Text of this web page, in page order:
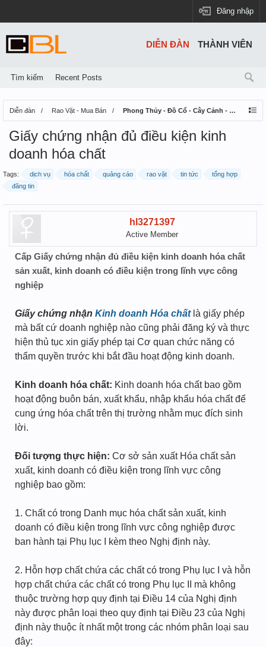
Đăng nhập
Diễn đàn Rao Vặt - Mua Bán Phong Thủy - Đồ Cổ - Cây Cảnh - Thú Nuôi
Giấy chứng nhận đủ điều kiện kinh
doanh hóa chất
Tags: dịch vụ hóa chất quảng cáo rao vặt tin tức
tổng hợp
đăng tin
hl3271397
Active Member
Cấp Giấy chứng nhận đủ điều kiện kinh doanh hóa chất
sản xuất, kinh doanh có điều kiện trong lĩnh vực công
nghiệp
Giấy chứng nhận Kinh doanh Hóa chất là giấy phép
mà bất cứ doanh nghiệp nào cũng phải đăng ký và thực
hiện thủ tục xin giấy phép tại Cơ quan chức năng có
thẩm quyền trước khi bắt đầu hoạt động kinh doanh.
Kinh doanh hóa chất: Kinh doanh hóa chất bao gồm
hoạt động buôn bán, xuất khẩu, nhập khẩu hóa chất để
cung ứng hóa chất trên thị trường nhằm mục đích sinh
lời.
Đối tượng thực hiện: Cơ sở sản xuất Hóa chất sản
xuất, kinh doanh có điều kiện trong lĩnh vực công
nghiệp bao gồm:
1. Chất có trong Danh mục hóa chất sản xuất, kinh
doanh có điều kiện trong lĩnh vực công nghiệp được
ban hành tại Phụ lục I kèm theo Nghị định này.
2. Hỗn hợp chất chứa các chất có trong Phụ lục I và hỗn
hợp chất chứa các chất có trong Phụ lục II mà không
thuộc trường hợp quy định tại Điều 14 của Nghị định
này được phân loại theo quy định tại Điều 23 của Nghị
định này thuộc ít nhất một trong các nhóm phân loại sau
đây:
DIỄN ĐÀN
Tìm kiếm Recent Posts
THÀNH VIÊN